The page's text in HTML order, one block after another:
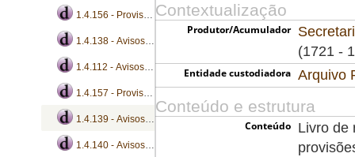
Contextualização
Produtor/Acumulador
(1721 -
Entidade custodiadora Arquivo
Conteúdo e estrutura
Conteúdo
Livro de
1.4.156 - Provisões
1.4.138 - Avisos, cartas régias, instruções e provisões
1.4.112 - Avisos, cartas e instruções
1.4.157 - Provisões
1.4.139 - Avisos, cartas régias, instruções e provisões
1.4.140 - Avisos, cartas patente, cartas régias, instruções e provisões